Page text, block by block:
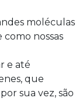
moléculas
como nossas
e até
que
sua vez, são